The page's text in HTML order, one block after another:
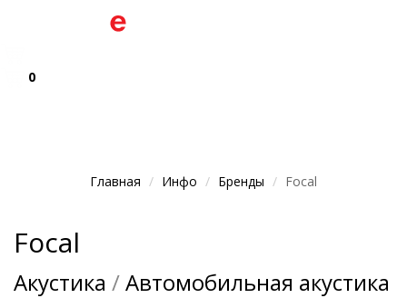
0
Главная Инфо Бренды Focal
Focal
Акустика /Автомобильная акустика